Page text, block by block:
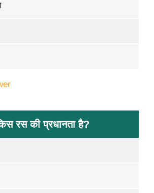
रस की प्रधानता है?